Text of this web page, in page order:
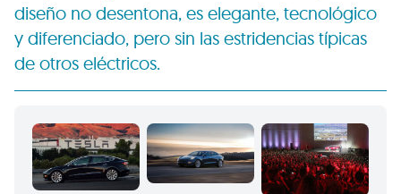
diseño no desentona, es elegante, tecnológico
y diferenciado, pero sin las estridencias típicas
de otros eléctricos.